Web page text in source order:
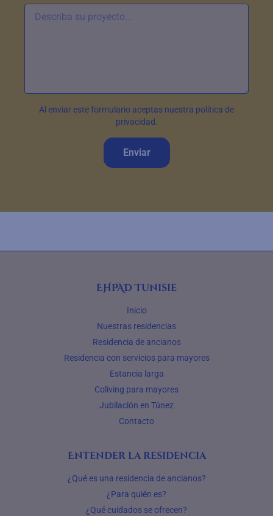
Al enviar este formulario aceptas nuestra política de
privacidad.
Enviar
EHPAD Tunisie
Inicio
Nuestras residencias
Residencia de ancianos
Residencia con servicios para mayores
Estancia larga
Coliving para mayores
Jubilación en Túnez
Contacto
Entender la residencia
¿Qué es una residencia de ancianos?
¿Para quién es?
¿Qué cuidados se ofrecen?